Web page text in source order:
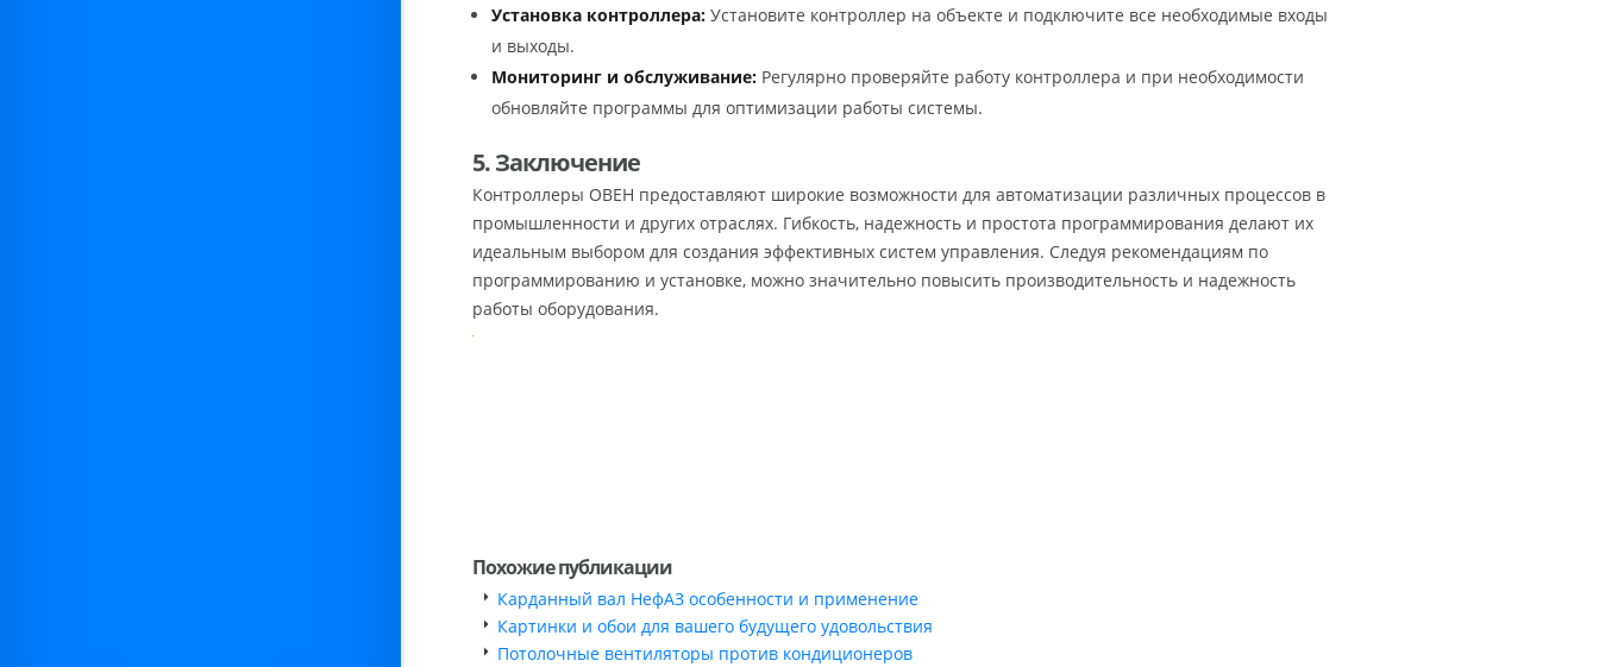
Установка контроллера: Установите контроллер на объекте и подключите все необходимые входы
и выходы.
Мониторинг и обслуживание: Регулярно проверяйте работу контроллера и при необходимости
обновляйте программы для оптимизации работы системы.
5. Заключение
Контроллеры ОВЕН предоставляют широкие возможности для автоматизации различных процессов в
промышленности и других отраслях. Гибкость, надежность и простота программирования делают их
идеальным выбором для создания эффективных систем управления. Следуя рекомендациям по
программированию и установке, можно значительно повысить производительность и надежность
работы оборудования.
Похожие публикации
Карданный вал НефАЗ особенности и применение
Картинки и обои для вашего будущего удовольствия
Потолочные вентиляторы против кондиционеров